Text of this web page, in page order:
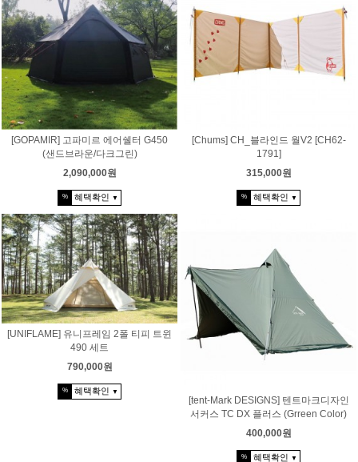
[GOPAMIR] 고파미르 에어쉘터 G450
(샌드브라운/다크그린)
2,090,000원
% 혜택확인 ▼
[Chums] CH_블라인드 월V2 [CH62-
1791]
315,000원
% 혜택확인 ▼
[UNIFLAME] 유니프레임 2폴 티피 트윈
490 세트
790,000원
% 혜택확인 ▼
[tent-Mark DESIGNS] 텐트마크디자인
서커스 TC DX 플러스 (Grreen Color)
400,000원
% 혜택확인 ▼